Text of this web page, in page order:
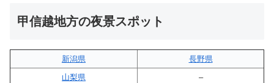
甲信越地方の夜景スポット
新潟県
長野県
山梨県
–